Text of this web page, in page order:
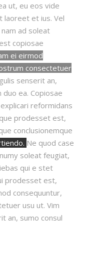
ut, eu eos vide
laoreet et ius. Vel
ad soleat
copiosae
ei eirmod
consectetuer
senserit an,
ea. Copiosae
reformidans
prodesset est,
conclusionemque
Ne quod case
soleat feugiat,
qui e stet
prodesset est,
consequuntur,
usu ut. Vim
an, sumo consul